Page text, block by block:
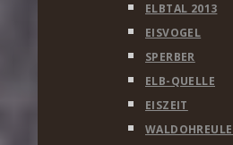
ELBTAL 2013
EISVOGEL
SPERBER
ELB-QUELLE
EISZEIT